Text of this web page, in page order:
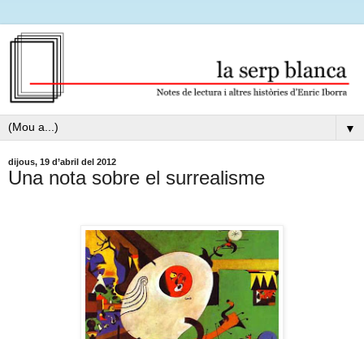
▼
dijous, 19 d’abril del 2012
Una nota sobre el surrealisme